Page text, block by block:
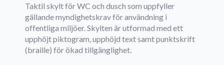
Taktil skylt för WC och dusch som uppfyller
gällande myndighetskrav för användning i
offentliga miljöer. Skylten är utformad med ett
upphöjt piktogram, upphöjd text samt punktskrift
(braille) för ökad tillgänglighet.